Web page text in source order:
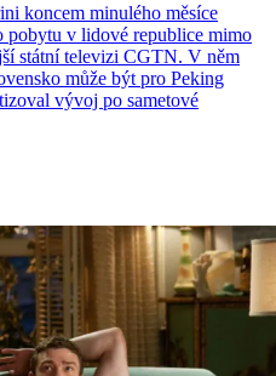
koncem minulého měsíce
v lidové republice mimo
státní televizi CGTN. V něm
může být pro Peking
vývoj po sametové